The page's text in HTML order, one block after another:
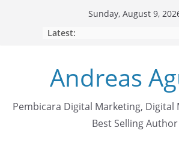
Sunday, August 9,
Latest:
Andreas
Pembicara Digital Marketing, Digital
Best Selling Author